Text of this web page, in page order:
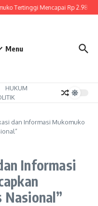
Tertinggi Mencapai Rp 2.980
Menu
HUKUM
dan Informasi Mukomuko
Informasi
Nasional”